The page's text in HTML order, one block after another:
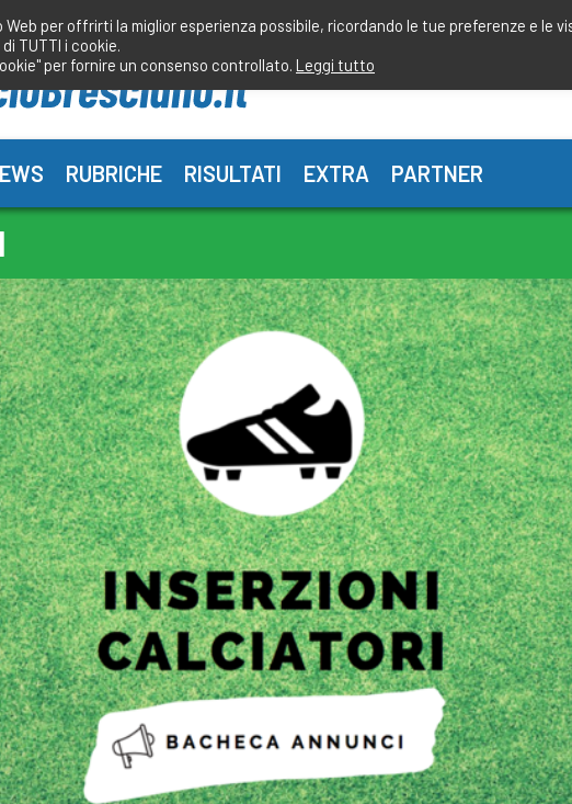
RUBRICHE RISULTATI EXTRA PARTNER
Web per offrirti la miglior esperienza possibile, ricordando le tue preferenze e le
TUTTI i cookie.
per fornire un consenso controllato. Leggi tutto